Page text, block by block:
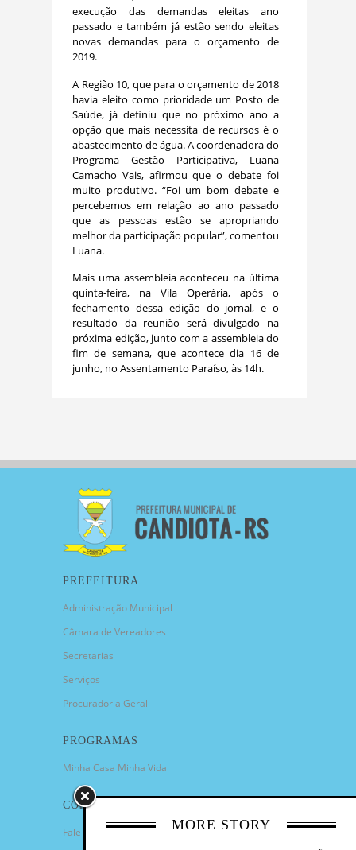
execução das demandas eleitas ano
passado e também já estão sendo eleitas
novas demandas para o orçamento de
2019.
A Região 10, que para o orçamento de 2018
havia eleito como prioridade um Posto de
Saúde, já definiu que no próximo ano a
opção que mais necessita de recursos é o
abastecimento de água. A coordenadora do
Programa Gestão Participativa, Luana
Camacho Vais, afirmou que o debate foi
muito produtivo. “Foi um bom debate e
percebemos em relação ao ano passado
que as pessoas estão se apropriando
melhor da participação popular”, comentou
Luana.
Mais uma assembleia aconteceu na última
quinta-feira, na Vila Operária, após o
fechamento dessa edição do jornal, e o
resultado da reunião será divulgado na
próxima edição, junto com a assembleia do
fim de semana, que acontece dia 16 de
junho, no Assentamento Paraíso, às 14h.
MORE STORY
PREFEITURA
Administração Municipal
Câmara de Vereadores
Secretarias
Serviços
Procuradoria Geral
PROGRAMAS
Minha Casa Minha Vida
CONTATO
Fale Conosco